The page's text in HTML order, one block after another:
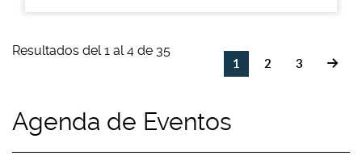
Resultados del 1 al 4 de 35
1 2 3
Agenda de Eventos